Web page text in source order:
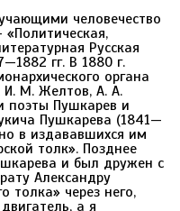
человечество
«Политическая,
Русская
гг. В 1880 г.
органа
И. М. Желтов, А. А.
поэты Пушкарев и
Пушкарева (1841—
в издававшихся им
толк». Позднее
и был дружен с
Александру
толка» через него,
а я